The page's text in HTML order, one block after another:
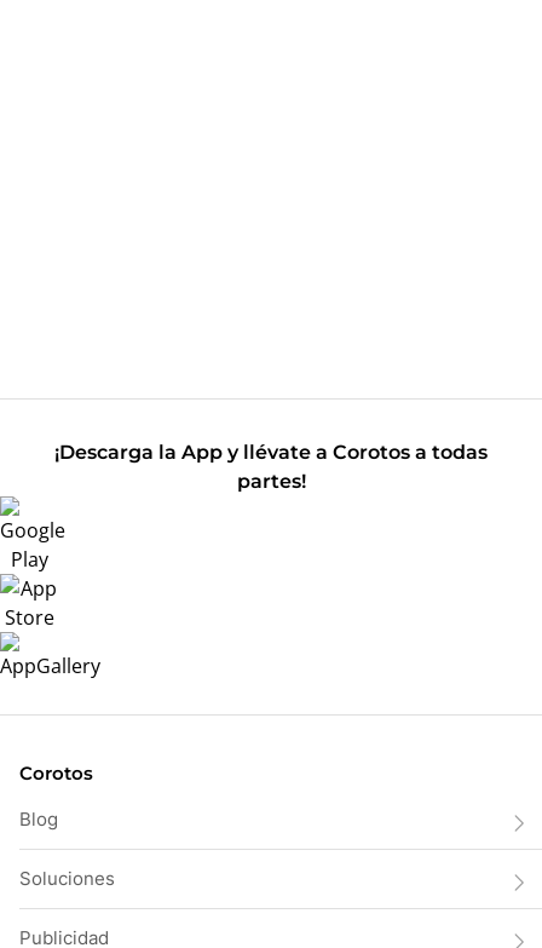
¡Descarga la App y llévate a Corotos a todas
partes!
Corotos
Blog
Soluciones
Publicidad